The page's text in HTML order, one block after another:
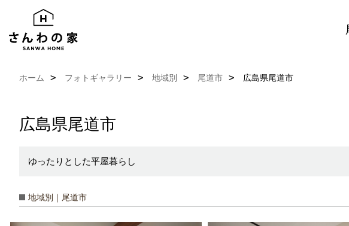
ホーム フォトギャラリー 地域別 尾道市 広島県尾道市
広島県尾道市
ゆったりとした平屋暮らし
地域別｜尾道市